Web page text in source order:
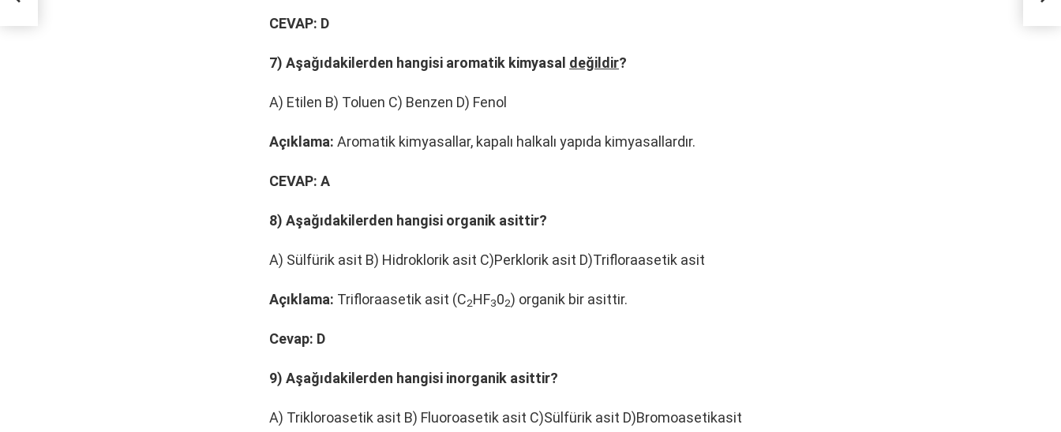
CEVAP: D
7) Aşağıdakilerden hangisi aromatik kimyasal değildir?
A) Etilen B) Toluen C) Benzen D) Fenol
Açıklama: Aromatik kimyasallar, kapalı halkalı yapıda kimyasallardır.
CEVAP: A
8) Aşağıdakilerden hangisi organik asittir?
A) Sülfürik asit B) Hidroklorik asit C)Perklorik asit D)Trifloraasetik asit
Açıklama: Trifloraasetik asit (C2HF302) organik bir asittir.
Cevap: D
9) Aşağıdakilerden hangisi inorganik asittir?
A) Trikloroasetik asit B) Fluoroasetik asit C)Sülfürik asit D)Bromoasetikasit